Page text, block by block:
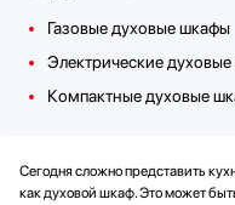
Газовые духовые шкафы
Электрические
Компактные духовые
Сегодня сложно представить
как духовой шкаф. Это может